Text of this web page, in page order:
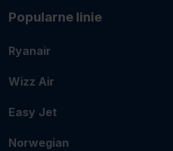
Popularne linie
Ryanair
Wizz Air
Easy Jet
Norwegian